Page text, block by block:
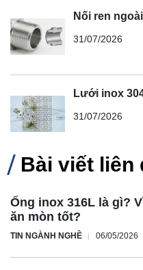
Nối ren
31/07/2026
Lưới inox
31/07/2026
Bài viết liên
Ống inox 316L là gì?
ăn mòn tốt?
TIN NGÀNH NGHỀ 06/05/2026